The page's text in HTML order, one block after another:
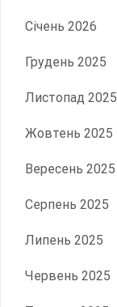
Січень 2026
Грудень 2025
Листопад 2025
Жовтень 2025
Вересень 2025
Серпень 2025
Липень 2025
Червень 2025